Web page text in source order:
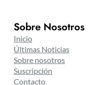
Sobre Nosotros
Inicio
Últimas Noticias
Sobre nosotros
Suscripción
Contacto